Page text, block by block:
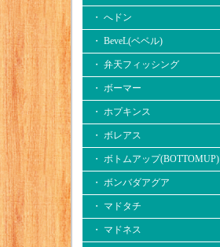
・ へドン
・ BeveL(ベベル)
・ 弁天フィッシング
・ ボーマー
・ ホプキンス
・ ボレアス
・ ボトムアップ(BOTTOMUP)
・ ボンバダアグア
・ マドタチ
・ マドネス